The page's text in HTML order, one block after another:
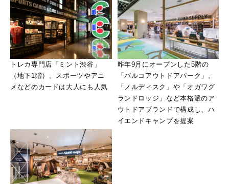
トレカ専門店「ミント渋谷」
（地下1階）。スポーツやアニ
メなどのカードは大人にも人気
昨年9月にオープンした5階の
「パルコアウトドアパーク」。
「ノルディスク」や「オガワグ
ランドロッジ」など本格派のア
ウトドアブランドで構成し、ハ
イエンドキャンプを提案